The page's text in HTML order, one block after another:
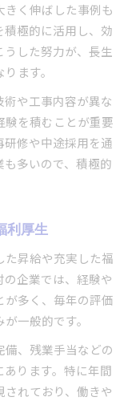
きく伸ばした事例も
極的に活用し、効
した努力が、長生
ます。
や工事内容が異な
験を積むことが重要
修や中途採用を通
多いので、積極的
利厚生
た昇給や充実した福
企業では、経験や
が多く、毎年の評価
一般的です。
備、残業手当などの
ります。特に年間
れており、働きや